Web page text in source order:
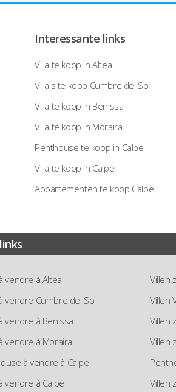
Interessante links
Villa te koop in Altea
Villa's te koop Cumbre del Sol
Villa te koop in Benissa
Villa te koop in Moraira
Penthouse te koop in Calpe
Villa te koop in Calpe
Appartementen te koop Calpe
vendre à Altea
vendre Cumbre del Sol
vendre à Benissa
vendre à Moraira
à vendre à Calpe
vendre à Calpe
Villen
Villen
Villen
Villen
Villen